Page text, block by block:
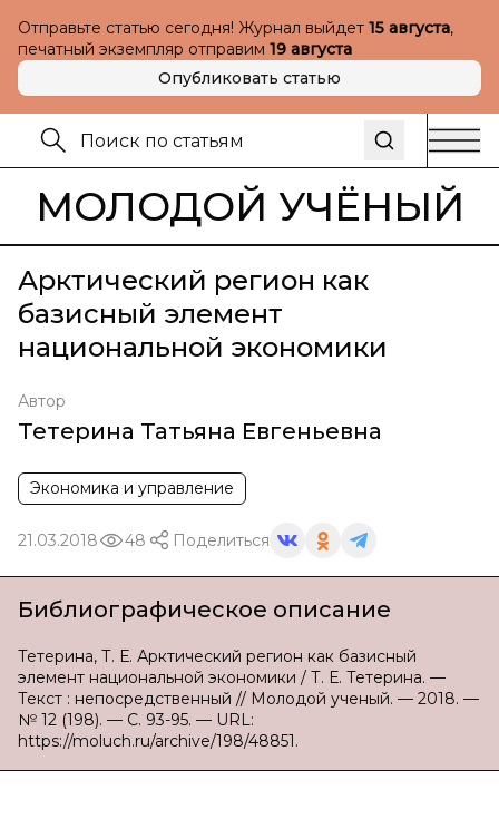
Отправьте статью сегодня! Журнал выйдет 15 августа,
печатный экземпляр отправим 19 августа
Опубликовать статью
МОЛОДОЙ УЧЁНЫЙ
Арктический регион как
базисный элемент
национальной экономики
Автор
Тетерина Татьяна Евгеньевна
Экономика и управление
21.03.2018 48 Поделиться
Библиографическое описание
Тетерина, Т. Е. Арктический регион как базисный
элемент национальной экономики / Т. Е. Тетерина. —
Текст : непосредственный // Молодой ученый. — 2018. —
№ 12 (198). — С. 93-95. — URL:
https://moluch.ru/archive/198/48851.